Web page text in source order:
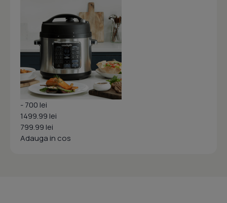
- 700 lei
1499.99 lei
799.99 lei
Adauga in cos